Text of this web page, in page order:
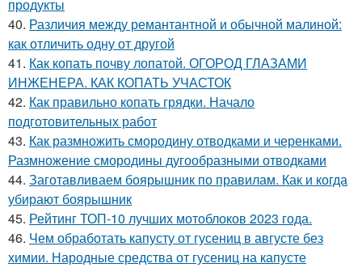
продукты
40. Различия между ремантантной и обычной малиной:
как отличить одну от другой
41. Как копать почву лопатой. ОГОРОД ГЛАЗАМИ
ИНЖЕНЕРА. КАК КОПАТЬ УЧАСТОК
42. Как правильно копать грядки. Начало
подготовительных работ
43. Как размножить смородину отводками и черенками.
Размножение смородины дугообразными отводками
44. Заготавливаем боярышник по правилам. Как и когда
убирают боярышник
45. Рейтинг ТОП-10 лучших мотоблоков 2023 года.
46. Чем обработать капусту от гусениц в августе без
химии. Народные средства от гусениц на капусте